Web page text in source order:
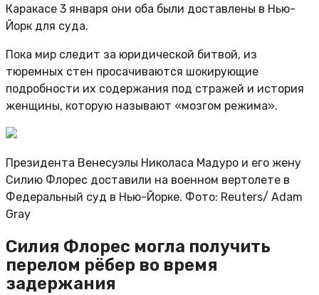
Каракасе 3 января они оба были доставлены в Нью-
Йорк для суда.
Пока мир следит за юридической битвой, из
тюремных стен просачиваются шокирующие
подробности их содержания под стражей и история
женщины, которую называют «мозгом режима».
Президента Венесуэлы Николаса Мадуро и его жену
Силию Флорес доставили на военном вертолете в
Федеральный суд в Нью-Йорке. Фото: Reuters/ Adam
Gray
​​Силия Флорес могла получить
перелом рёбер во время
задержания